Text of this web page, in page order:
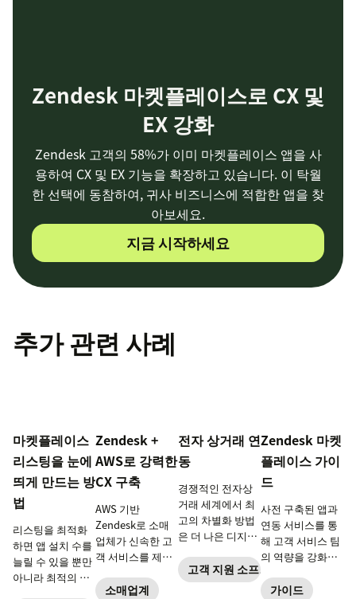
Zendesk 마켓플레이스로 CX 및
EX 강화
Zendesk 고객의 58%가 이미 마켓플레이스 앱을 사
용하여 CX 및 EX 기능을 확장하고 있습니다. 이 탁월
한 선택에 동참하여, 귀사 비즈니스에 적합한 앱을 찾
아보세요.
지금 시작하세요
추가 관련 사례
마켓플레이스
리스팅을 눈에
띄게 만드는 방
법
리스팅을 최적화
하면 앱 설치 수를
늘릴 수 있을 뿐만
아니라 최적의 고
Zendesk +
AWS로 강력한
CX 구축
AWS 기반
Zendesk로 소매
업체가 신속한 고
객 서비스를 제공
하세요.
소매업계
전자 상거래 연
동
경쟁적인 전자상
거래 세계에서 최
고의 차별화 방법
은 더 나은 디지털
하는 것입니다. 여
기에서 유용한 역
고객 지원 소프트웨어
Zendesk 마켓
플레이스 가이
드
사전 구축된 앱과
연동 서비스를 통
해 고객 서비스 팀
의 역량을 강화하
가이드